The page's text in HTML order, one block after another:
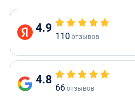
4.9
110отзывов
4.8
66отзывов